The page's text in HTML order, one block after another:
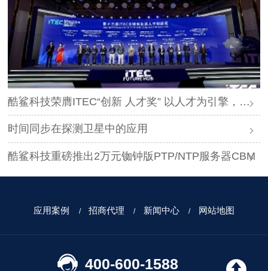
酷鲨科技荣膺ITEC“创新 人才奖” 以人才为引擎，时空为基石，驱动智能未来
时间同步在探测卫星中的应用
酷鲨科技重磅推出2万元铷钟版PTP/NTP服务器CBM
应用案例 招商代理 新闻中心 网站地图
400-600-1588